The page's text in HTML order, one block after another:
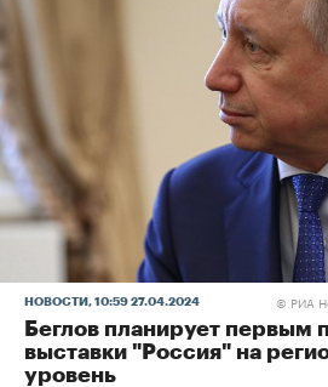
НОВОСТИ , 10:59 27.04.2024 © РИА
Беглов планирует первым
выставки "Россия" на
уровень